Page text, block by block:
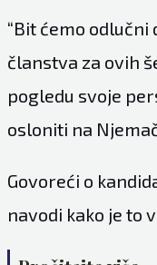
“Bit ćemo
članstva za ovih
pogledu svoje
osloniti na
Govoreći o
navodi kako je to